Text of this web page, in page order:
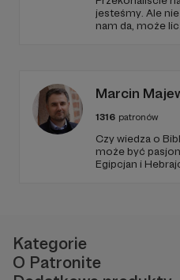
jesteśmy. Ale
nam da, może
Marcin
1316 patronów
Czy wiedza o
może być
Egipcjan i
Kategorie
O Patronite